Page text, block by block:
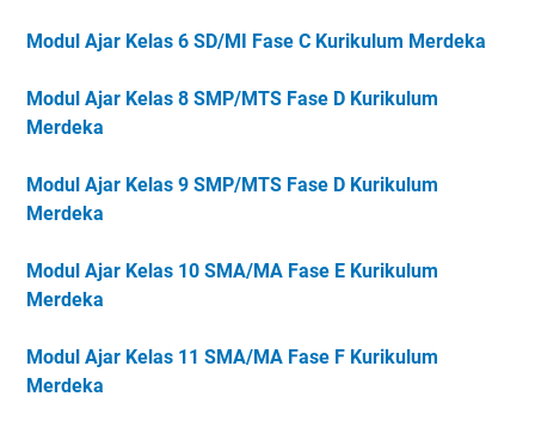
Modul Ajar Kelas 6 SD/MI Fase C Kurikulum Merdeka
Modul Ajar Kelas 8 SMP/MTS Fase D Kurikulum
Merdeka
Modul Ajar Kelas 9 SMP/MTS Fase D Kurikulum
Merdeka
Modul Ajar Kelas 10 SMA/MA Fase E Kurikulum
Merdeka
Modul Ajar Kelas 11 SMA/MA Fase F Kurikulum
Merdeka